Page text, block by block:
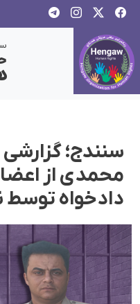
سنندج؛ گزارشی
محمدی از
دادخواه توسط